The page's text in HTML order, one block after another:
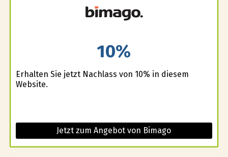
10%
Erhalten Sie jetzt Nachlass von 10% in diesem
Website.
Jetzt zum Angebot von Bimago